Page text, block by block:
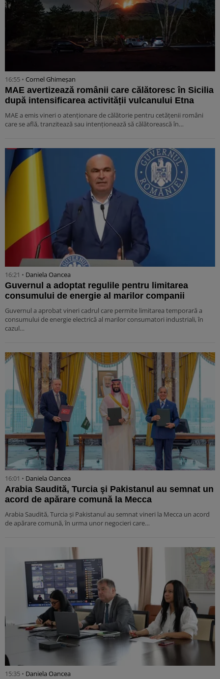
16:55 • Cornel Ghimeșan
MAE avertizează românii care călătoresc în Sicilia
după intensificarea activității vulcanului Etna
MAE a emis vineri o atenționare de călătorie pentru cetățenii români
care se află, tranzitează sau intenționează să călătorească în…
16:21 • Daniela Oancea
Guvernul a adoptat regulile pentru limitarea
consumului de energie al marilor companii
Guvernul a aprobat vineri cadrul care permite limitarea temporară a
consumului de energie electrică al marilor consumatori industriali, în
cazul…
16:01 • Daniela Oancea
Arabia Saudită, Turcia şi Pakistanul au semnat un
acord de apărare comună la Mecca
Arabia Saudită, Turcia şi Pakistanul au semnat vineri la Mecca un acord
de apărare comună, în urma unor negocieri care…
15:35 • Daniela Oancea